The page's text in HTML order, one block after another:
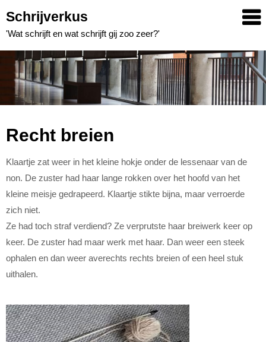
to
content
Schrijverkus
'Wat schrijft en wat schrijft gij zoo zeer?'
Recht breien
Klaartje zat weer in het kleine hokje onder de lessenaar van de
non. De zuster had haar lange rokken over het hoofd van het
kleine meisje gedrapeerd. Klaartje stikte bijna, maar verroerde
zich niet.
Ze had toch straf verdiend? Ze verprutste haar breiwerk keer op
keer. De zuster had maar werk met haar. Dan weer een steek
ophalen en dan weer averechts rechts breien of een heel stuk
uithalen.